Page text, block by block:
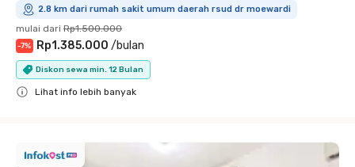
2.8 km dari rumah sakit umum daerah rsud dr moewardi
mulai dari Rp1.500.000
-7% Rp1.385.000 /bulan
Diskon sewa min. 12 Bulan
Lihat info lebih banyak